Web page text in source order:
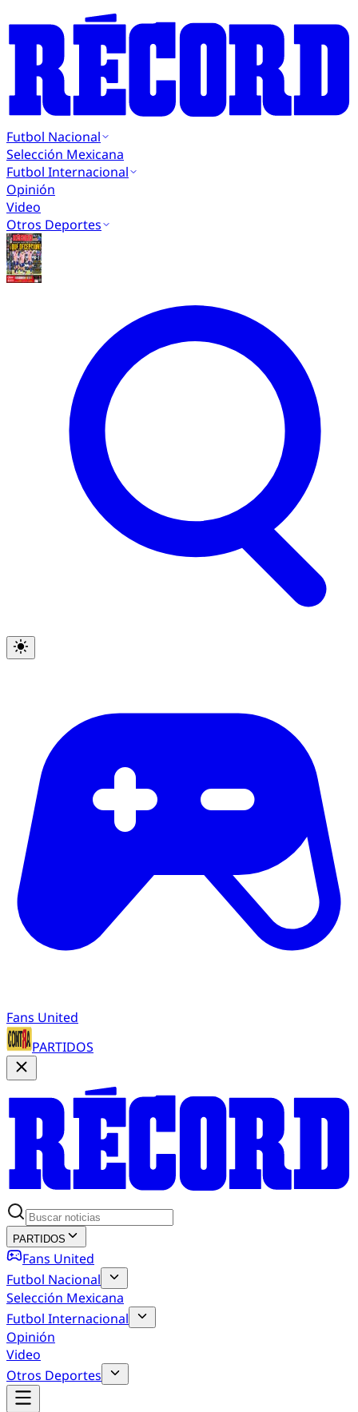
Futbol Nacional
Selección Mexicana
Futbol Internacional
Opinión
Video
Otros Deportes
Fans United
PARTIDOS
PARTIDOS
Fans United
Futbol Nacional
Selección Mexicana
Futbol Internacional
Opinión
Video
Otros Deportes